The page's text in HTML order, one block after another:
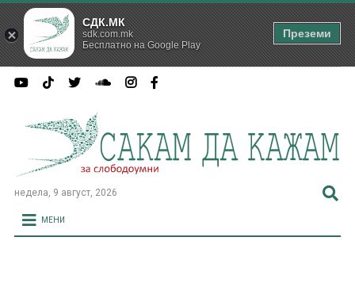
недела, 9 август, 2026
МЕНИ
СДК.МК
sdk.com.mk
Бесплатно на Google Play
Преземи